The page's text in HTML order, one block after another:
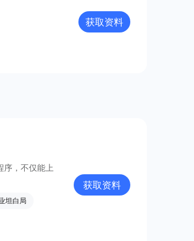
获取资料
序，不仅能上
坦白局
获取资料